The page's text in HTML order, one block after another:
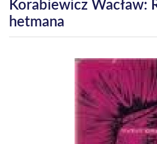
Korabiewicz Wacław:
hetmana